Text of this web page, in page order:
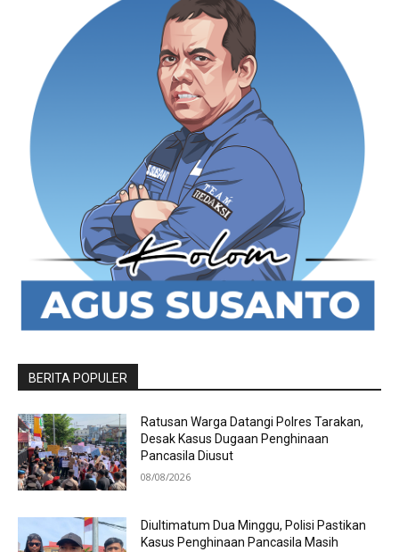
BERITA POPULER
Ratusan Warga Datangi Polres Tarakan,
Desak Kasus Dugaan Penghinaan
Pancasila Diusut
08/08/2026
Diultimatum Dua Minggu, Polisi Pastikan
Kasus Penghinaan Pancasila Masih